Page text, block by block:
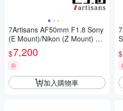
7Artisans AF50mm F1.8 Sony
(E Mount)/Nikon (Z Mount) 公
司貨
$7,200
券
加入購物車
$